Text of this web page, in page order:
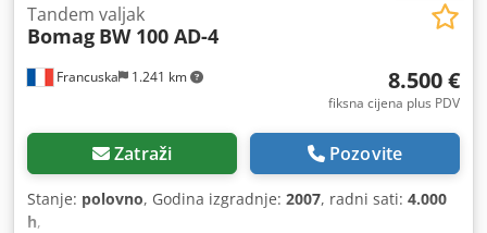
Francuska 1.241 km
Tandem valjak
Bomag BW 100 AD-4
8.500 €
fiksna cijena plus PDV
Zatraži Pozovite
Stanje: polovno, Godina izgradnje: 2007, radni sati: 4.000
h,